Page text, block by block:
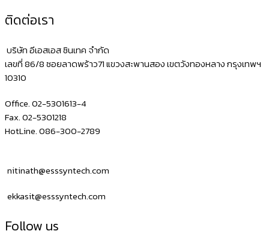
ต้อง
ติดต่อเรา
บริษัท อีเอสเอส ซินเทค จำกัด
เลขที่ 86/8 ซอยลาดพร้าว71 แขวงสะพานสอง เขตวังทองหลาง กรุงเทพฯ
10310
Office. 02-5301613-4
Fax. 02-5301218
HotLine. 086-300-2789
nitinath@esssyntech.com
ekkasit@esssyntech.com
Follow us